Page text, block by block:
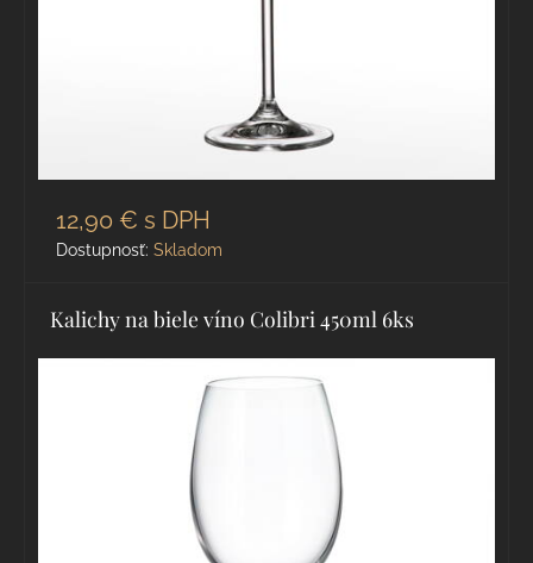
12,90 € s DPH
Dostupnosť: Skladom
Kalichy na biele víno Colibri 450ml 6ks